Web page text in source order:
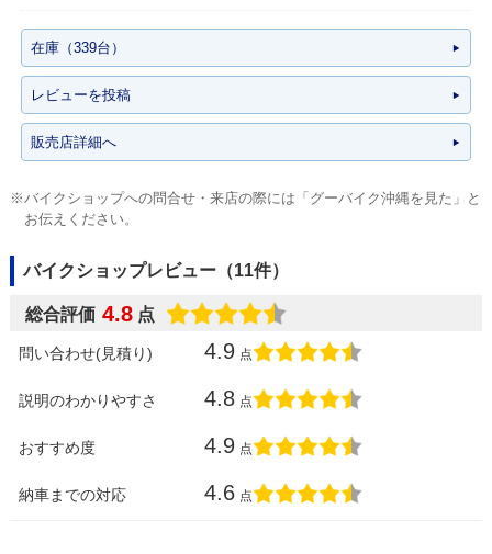
在庫（339台）
レビューを投稿
販売店詳細へ
※バイクショップへの問合せ・来店の際には「グーバイク沖縄を見た」と
お伝えください。
バイクショップレビュー（11件）
総合評価 4.8 点
問い合わせ(見積り) 4.9 点
説明のわかりやすさ 4.8 点
おすすめ度 4.9 点
納車までの対応 4.6 点